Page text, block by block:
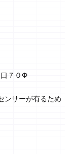
７０Φ
ンサーが有るため